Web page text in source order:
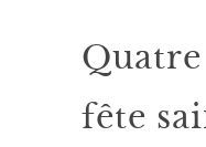
fête